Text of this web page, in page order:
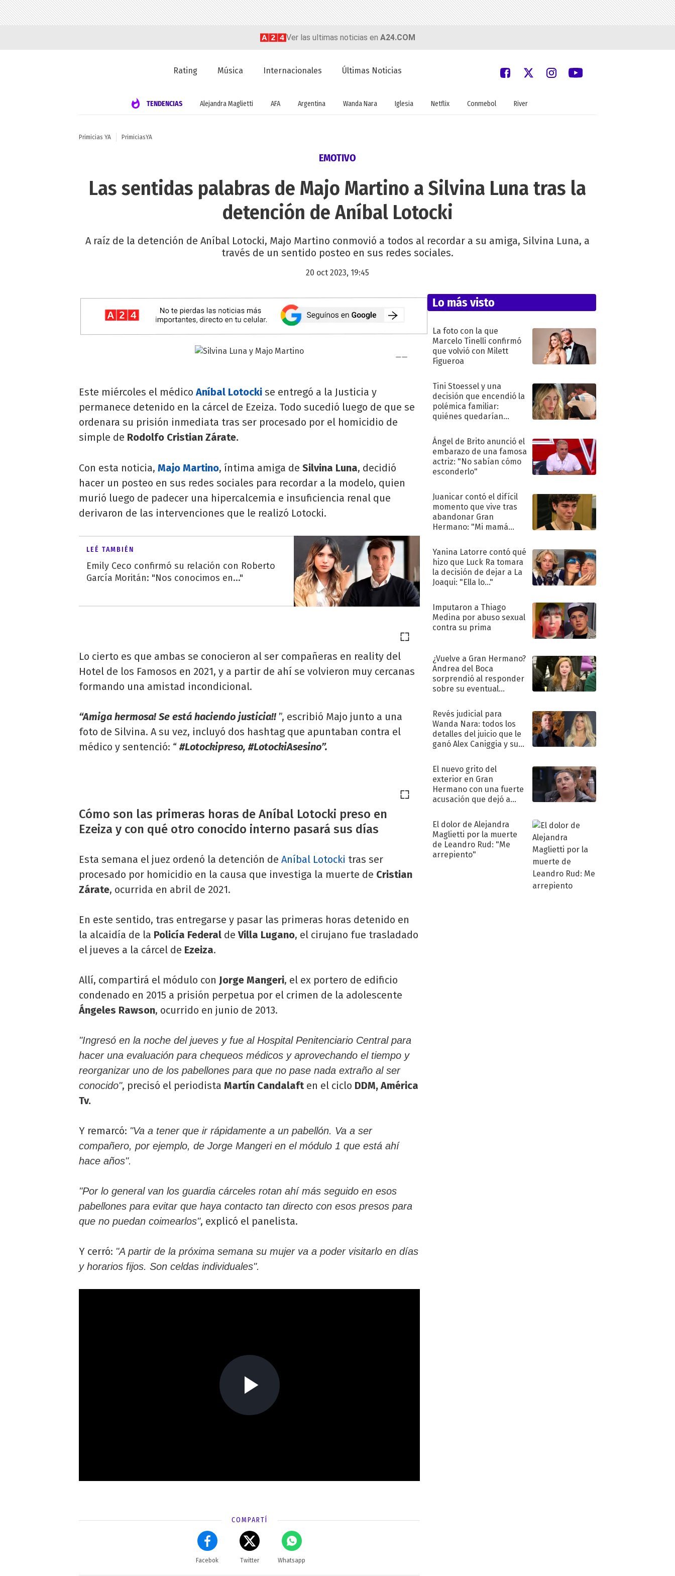
Ver las ultimas noticias en A24.COM
Rating Música Internacionales Últimas Noticias
TENDENCIAS Alejandra Maglietti AFA Argentina Wanda Nara Iglesia Netflix Conmebol River
Primicias YA PrimiciasYA
EMOTIVO
Las sentidas palabras de Majo Martino a Silvina Luna tras la
detención de Aníbal Lotocki
A raíz de la detención de Aníbal Lotocki, Majo Martino conmovió a todos al recordar a su amiga, Silvina Luna, a
través de un sentido posteo en sus redes sociales.
20 oct 2023, 19:45
Este miércoles el médicoAníbal Lotocki se entregó a la Justicia y
permanece detenido en la cárcel de Ezeiza. Todo sucedió luego de que se
ordenara su prisión inmediata tras ser procesado por el homicidio de
simple de Rodolfo Cristian Zárate.
Con esta noticia, Majo Martino, íntima amiga de Silvina Luna, decidió
hacer un posteo en sus redes sociales para recordar a la modelo, quien
murió luego de padecer una hipercalcemia e insuficiencia renal que
derivaron de las intervenciones que le realizó Lotocki.
LEÉ TAMBIÉN
Emily Ceco confirmó su relación con Roberto
García Moritán: "Nos conocimos en..."
Lo cierto es que ambas se conocieron al ser compañeras en reality del
Hotel de los Famosos en 2021, y a partir de ahí se volvieron muy cercanas
formando una amistad incondicional.
“Amiga hermosa! Se está haciendo justicia!! ”, escribió Majo junto a una
foto de Silvina. A su vez, incluyó dos hashtag que apuntaban contra el
médico y sentenció: “ #Lotockipreso, #LotockiAsesino”.
Cómo son las primeras horas de Aníbal Lotocki preso en
Ezeiza y con qué otro conocido interno pasará sus días
Esta semana el juez ordenó la detención de Aníbal Lotocki tras ser
procesado por homicidio en la causa que investiga la muerte de Cristian
Zárate, ocurrida en abril de 2021.
En este sentido, tras entregarse y pasar las primeras horas detenido en
la alcaidía de la Policía Federal deVilla Lugano, el cirujano fue trasladado
el jueves a la cárcel de Ezeiza.
Allí, compartirá el módulo con Jorge Mangeri, el ex portero de edificio
condenado en 2015 a prisión perpetua por el crimen de la adolescente
Ángeles Rawson, ocurrido en junio de 2013.
"Ingresó en la noche del jueves y fue al Hospital Penitenciario Central para
hacer una evaluación para chequeos médicos y aprovechando el tiempo y
reorganizar uno de los pabellones para que no pase nada extraño al ser
conocido", precisó el periodista Martín Candalaften el ciclo DDM, América
Tv.
Y remarcó: "Va a tener que ir rápidamente a un pabellón. Va a ser
compañero, por ejemplo, de Jorge Mangeri en el módulo 1 que está ahí
hace años".
"Por lo general van los guardia cárceles rotan ahí más seguido en esos
pabellones para evitar que haya contacto tan directo con esos presos para
que no puedan coimearlos", explicó el panelista.
Y cerró: "A partir de la próxima semana su mujer va a poder visitarlo en días
y horarios fijos. Son celdas individuales".
COMPARTÍ
Facebok Twitter Whatsapp
Lo más visto
La foto con la que
Marcelo Tinelli confirmó
que volvió con Milett
Figueroa
Tini Stoessel y una
decisión que encendió la
polémica familiar:
quiénes quedarían
Ángel de Brito anunció el
embarazo de una famosa
actriz: "No sabían cómo
esconderlo"
Juanicar contó el difícil
momento que vive tras
abandonar Gran
Hermano: "Mi mamá
Yanina Latorre contó qué
hizo que Luck Ra tomara
la decisión de dejar a La
Joaqui: "Ella lo..."
Imputaron a Thiago
Medina por abuso sexual
contra su prima
¿Vuelve a Gran Hermano?
Andrea del Boca
sorprendió al responder
sobre su eventual
Revés judicial para
Wanda Nara: todos los
detalles del juicio que le
ganó Alex Caniggia y sus
El nuevo grito del
exterior en Gran
Hermano con una fuerte
acusación que dejó a
"Traidora"
El dolor de Alejandra
Maglietti por la muerte
de Leandro Rud: "Me
arrepiento"